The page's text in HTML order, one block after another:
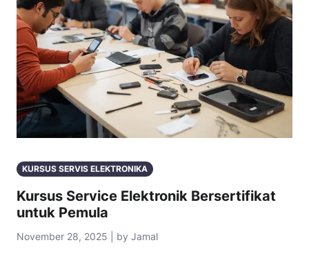
KURSUS SERVIS ELEKTRONIKA
Kursus Service Elektronik Bersertifikat
untuk Pemula
November 28, 2025 | by Jamal